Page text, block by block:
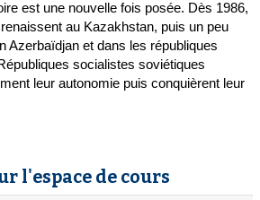
est une nouvelle fois posée. Dès 1986,
au Kazakhstan, puis un peu
Azerbaïdjan et dans les républiques
socialistes soviétiques
leur autonomie puis conquièrent leur
l'espace de cours